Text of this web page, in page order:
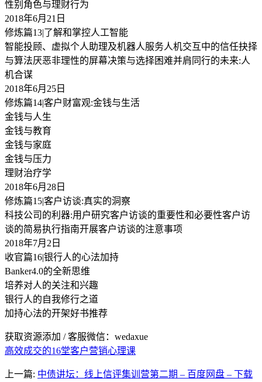
性别角色与理财行为
2018年6月21日
修炼篇13|了解和掌控人工智能
智能投顾、虚拟个人助理及机器人服务人机交互中的信任抉择
与算法厌恶非理性的屏幕决策与选择困难并肩同行的未来:人
机合谋
2018年6月25日
修炼篇14|客户财富观:金钱与生活
金钱与人生
金钱与教育
金钱与家庭
金钱与压力
理财治疗学
2018年6月28日
修炼篇15|客户访谈:真实的洞察
科技公司的利器:用户研究客户访谈的重要性和必要性客户访
谈的简易执行指南开展客户访谈的注意事项
2018年7月2日
收官篇16|银行人的心法加持
Banker4.0的全新思维
培养对人的关注和兴趣
银行人的自我修行之道
加持心法的开架好书推荐
获取资源添加 / 客服微信：wedaxue
高效成交的16堂客户营销心理课
上一篇: 中债讲坛：线上信评集训营第二期 – 百度网盘 – 下载